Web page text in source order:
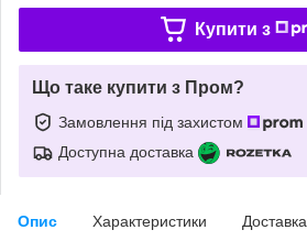
Купити з
Що таке купити з Пром?
Замовлення під захистом
Доступна доставка
Опис Характеристики Доставка